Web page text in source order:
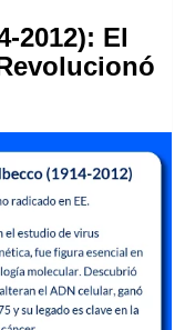
2012): El